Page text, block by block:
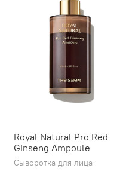
Royal Natural Pro Red
Ginseng Ampoule
Сыворотка для лица